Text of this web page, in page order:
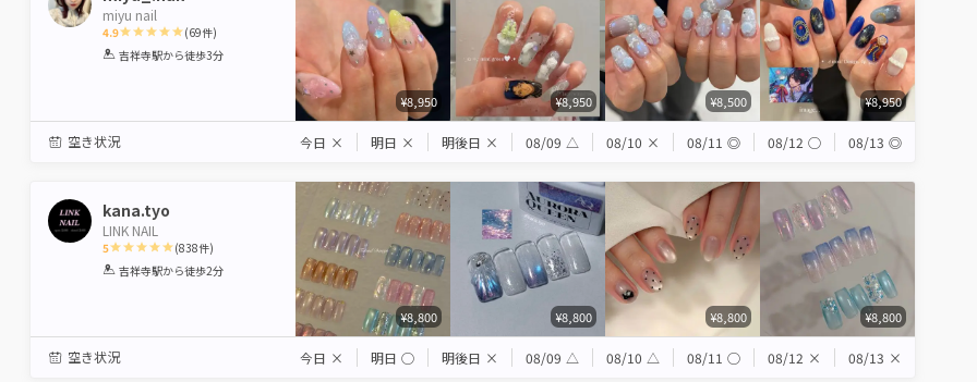
miyu nail
4.9
1 2 3 4 5
(69件)
吉祥寺駅から徒歩3分
¥8,950 ¥8,950 ¥8,500 ¥8,950
空き状況 今日 × 明日 × 明後日 × 08/09 △ 08/10 × 08/11 ◎ 08/12 ◯ 08/13 ◎
kana.tyo
LINK NAIL
5
1 2 3 4 5
(838件)
吉祥寺駅から徒歩2分
¥8,800 ¥8,800 ¥8,800 ¥8,800
空き状況 今日 × 明日 ◯ 明後日 × 08/09 △ 08/10 △ 08/11 ◯ 08/12 × 08/13 ×